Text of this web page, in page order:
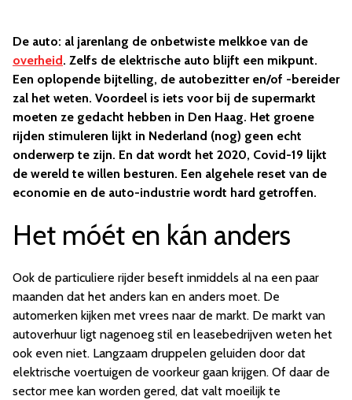
De auto: al jarenlang de onbetwiste melkkoe van de
overheid . Zelfs de elektrische auto blijft een mikpunt.
Een oplopende bijtelling, de autobezitter en/of -bereider
zal het weten. Voordeel is iets voor bij de supermarkt
moeten ze gedacht hebben in Den Haag. Het groene
rijden stimuleren lijkt in Nederland (nog) geen echt
onderwerp te zijn. En dat wordt het 2020, Covid-19 lijkt
de wereld te willen besturen. Een algehele reset van de
economie en de auto-industrie wordt hard getroffen.
Het móét en kán anders
Ook de particuliere rijder beseft inmiddels al na een paar
maanden dat het anders kan en anders moet. De
automerken kijken met vrees naar de markt. De markt van
autoverhuur ligt nagenoeg stil en leasebedrijven weten het
ook even niet. Langzaam druppelen geluiden door dat
elektrische voertuigen de voorkeur gaan krijgen. Of daar de
sector mee kan worden gered, dat valt moeilijk te